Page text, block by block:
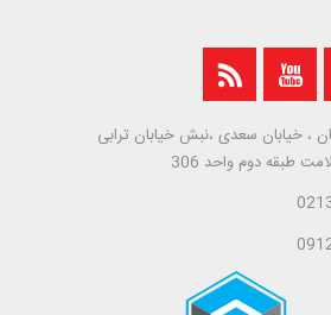
، خیابان سعدی ،نبش خیابان ترابی
طبقه دوم واحد 306